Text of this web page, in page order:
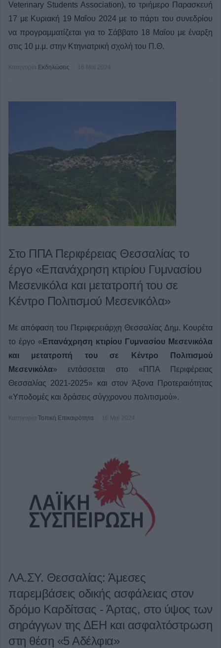
Veterinary Students Association), το τριήμερο Παρασκευή
17 με Κυριακή 19 Μαΐου 2024 με το πάρτι του συνεδρίου
να προγραμματίζεται για το Σάββατο 18 Μαΐου με έναρξη
στις 10 μ.μ. στην Κτηνιατρική σχολή του Π.Θ.
Κατηγορία Εκδηλώσεις 16 Μαϊ 2024
Στο ΠΠΑ Περιφέρειας Θεσσαλίας το
έργο «Επανάχρηση κτιρίου Γυμνασίου
Μεσενικόλα και μετατροπή του σε
Κέντρο Πολιτισμού Μεσενικόλα»
Με απόφαση του Περιφερειάρχη Θεσσαλίας Δημ. Κουρέτα
το έργο « Επανάχρηση κτιρίου Γυμνασίου Μεσενικόλα
και μετατροπή του σε Κέντρο Πολιτισμού
Μεσενικόλα» εντάσσεται στο «ΠΠΑ Περιφέρειας
Θεσσαλίας 2021-2025» και στον Άξονα Προτεραιότητας
«Υποδομές και δράσεις σύγχρονου πολιτισμού».
Κατηγορία Τοπική Επικαιρότητα 16 Μαϊ 2024
ΛΑ.ΣΥ. Θεσσαλίας: Άμεσες
παρεμβάσεις οδικής ασφάλειας στον
δρόμο Καρδίτσας - Άρτας, στο ύψος των
σηράγγων της ΔΕΗ και ασφαλτόστρωση
στη θέση «5 Αδέλφια»